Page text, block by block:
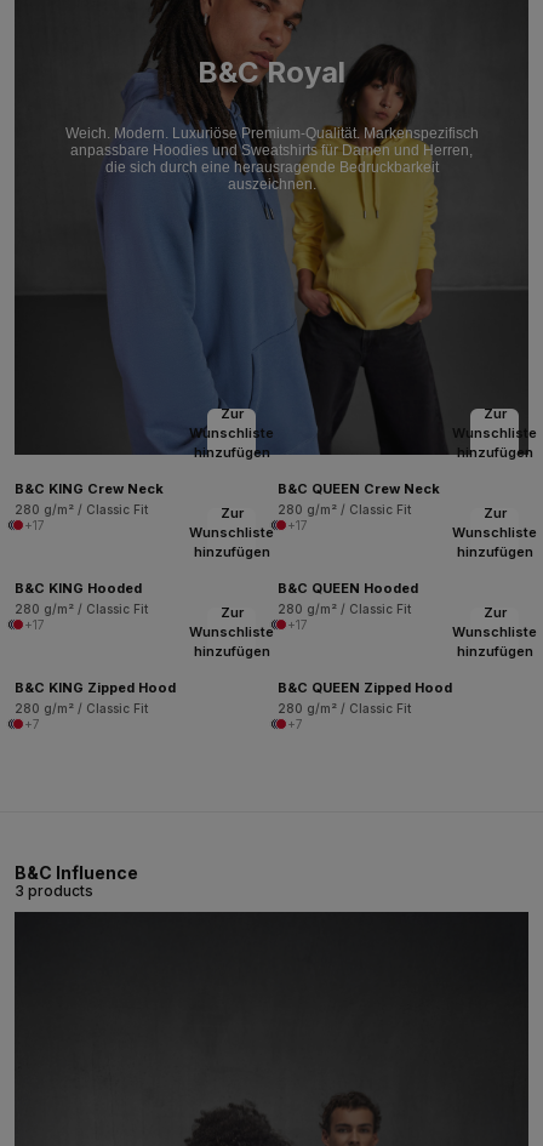
B&C Royal
Weich. Modern. Luxuriöse Premium-Qualität. Markenspezifisch
anpassbare Hoodies und Sweatshirts für Damen und Herren,
die sich durch eine herausragende Bedruckbarkeit
auszeichnen.
Zur
Wunschliste
hinzufügen
B&C KING Crew Neck
280 g/m² / Classic Fit
+17
Zur
Wunschliste
hinzufügen
B&C QUEEN Crew Neck
280 g/m² / Classic Fit
+17
Zur
Wunschliste
hinzufügen
B&C KING Hooded
280 g/m² / Classic Fit
+17
Zur
Wunschliste
hinzufügen
B&C QUEEN Hooded
280 g/m² / Classic Fit
+17
Zur
Wunschliste
hinzufügen
B&C KING Zipped Hood
280 g/m² / Classic Fit
+7
Zur
Wunschliste
hinzufügen
B&C QUEEN Zipped Hood
280 g/m² / Classic Fit
+7
B&C Influence
3 products